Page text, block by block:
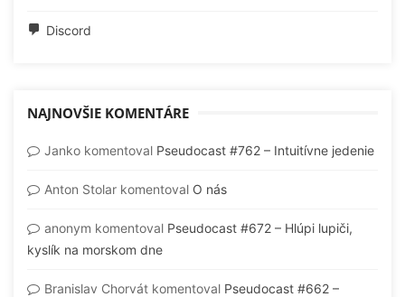
Discord
NAJNOVŠIE KOMENTÁRE
Janko komentoval Pseudocast #762 – Intuitívne jedenie
Anton Stolar komentoval O nás
anonym komentoval Pseudocast #672 – Hlúpi lupiči,
kyslík na morskom dne
Branislav Chorvát komentoval Pseudocast #662 –